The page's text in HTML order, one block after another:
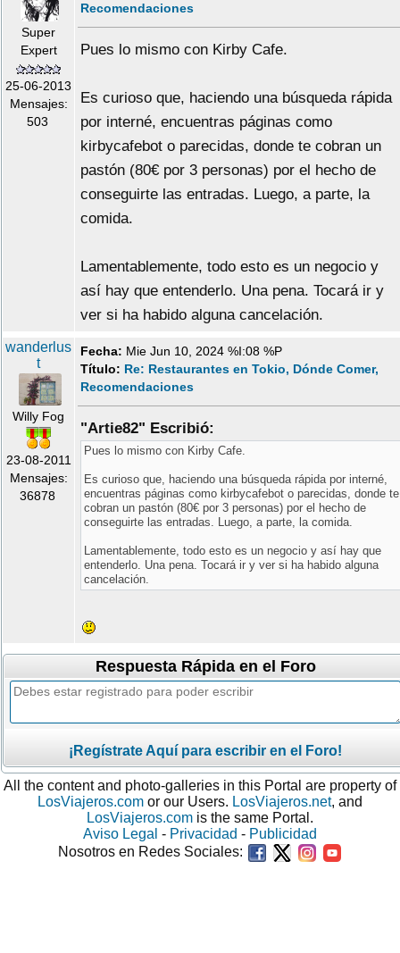
Super
Expert
25-06-2013
Mensajes:
503
Recomendaciones
Pues lo mismo con Kirby Cafe.
Es curioso que, haciendo una búsqueda rápida
por interné, encuentras páginas como
kirbycafebot o parecidas, donde te cobran un
pastón (80€ por 3 personas) por el hecho de
conseguirte las entradas. Luego, a parte, la
comida.
Lamentablemente, todo esto es un negocio y
así hay que entenderlo. Una pena. Tocará ir y
ver si ha habido alguna cancelación.
wanderlus
t
Willy Fog
23-08-2011
Mensajes:
36878
Fecha: Mie Jun 10, 2024 %I:08 %P
Título: Re: Restaurantes en Tokio, Dónde Comer,
Recomendaciones
"Artie82" Escribió:
Pues lo mismo con Kirby Cafe.
Es curioso que, haciendo una búsqueda rápida por interné,
encuentras páginas como kirbycafebot o parecidas, donde te
cobran un pastón (80€ por 3 personas) por el hecho de
conseguirte las entradas. Luego, a parte, la comida.
Lamentablemente, todo esto es un negocio y así hay que
entenderlo. Una pena. Tocará ir y ver si ha habido alguna
cancelación.
Respuesta Rápida en el Foro
¡Regístrate Aquí para escribir en el Foro!
All the content and photo-galleries in this Portal are property of
LosViajeros.com or our Users. LosViajeros.net, and
LosViajeros.com is the same Portal.
Aviso Legal - Privacidad - Publicidad
Nosotros en Redes Sociales: